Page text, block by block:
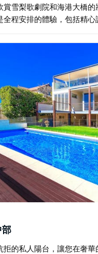
賞雪梨歌劇院和海港大橋
全程安排的體驗，包括精
入住塔龍加動物園的營地…
部
拒的私人陽台，讓您在奢